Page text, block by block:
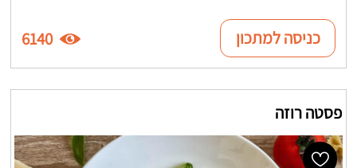
כניסה למתכון 6140
פסטה רוזה